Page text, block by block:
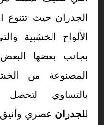
الجدران حيث تتنوع
الألواح الخشبية
بجانب بعضها البعض
المصنوعة من
بالتساوي
للجدران عصري